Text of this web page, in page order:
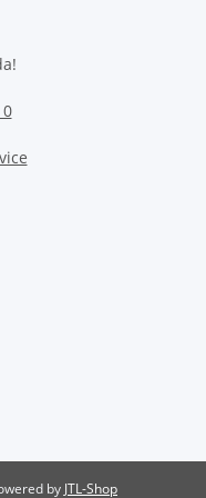
by JTL-Shop